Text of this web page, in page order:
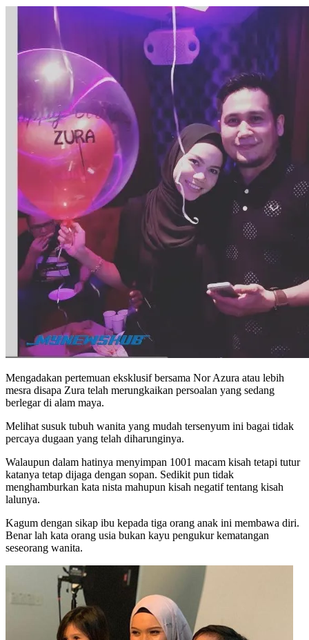
Mengadakan pertemuan eksklusif bersama Nor Azura atau lebih
mesra disapa Zura telah merungkaikan persoalan yang sedang
berlegar di alam maya.
Melihat susuk tubuh wanita yang mudah tersenyum ini bagai tidak
percaya dugaan yang telah diharunginya.
Walaupun dalam hatinya menyimpan 1001 macam kisah tetapi tutur
katanya tetap dijaga dengan sopan. Sedikit pun tidak
menghamburkan kata nista mahupun kisah negatif tentang kisah
lalunya.
Kagum dengan sikap ibu kepada tiga orang anak ini membawa diri.
Benar lah kata orang usia bukan kayu pengukur kematangan
seseorang wanita.